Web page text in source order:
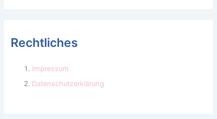
Rechtliches
Impressum
Datenschutzerklärung